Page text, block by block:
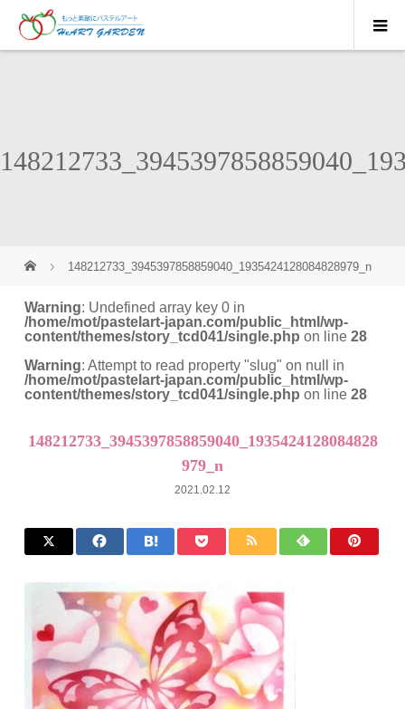
148212733_3945397858859040_1935424128084828979_n
Warning: Undefined array key 0 in
/home/mot/pastelart-japan.com/public_html/wp-
content/themes/story_tcd041/single.php on line28
Warning: Attempt to read property "slug" on null in
/home/mot/pastelart-japan.com/public_html/wp-
content/themes/story_tcd041/single.php on line28
148212733_3945397858859040_1935424128084828
979_n
2021.02.12